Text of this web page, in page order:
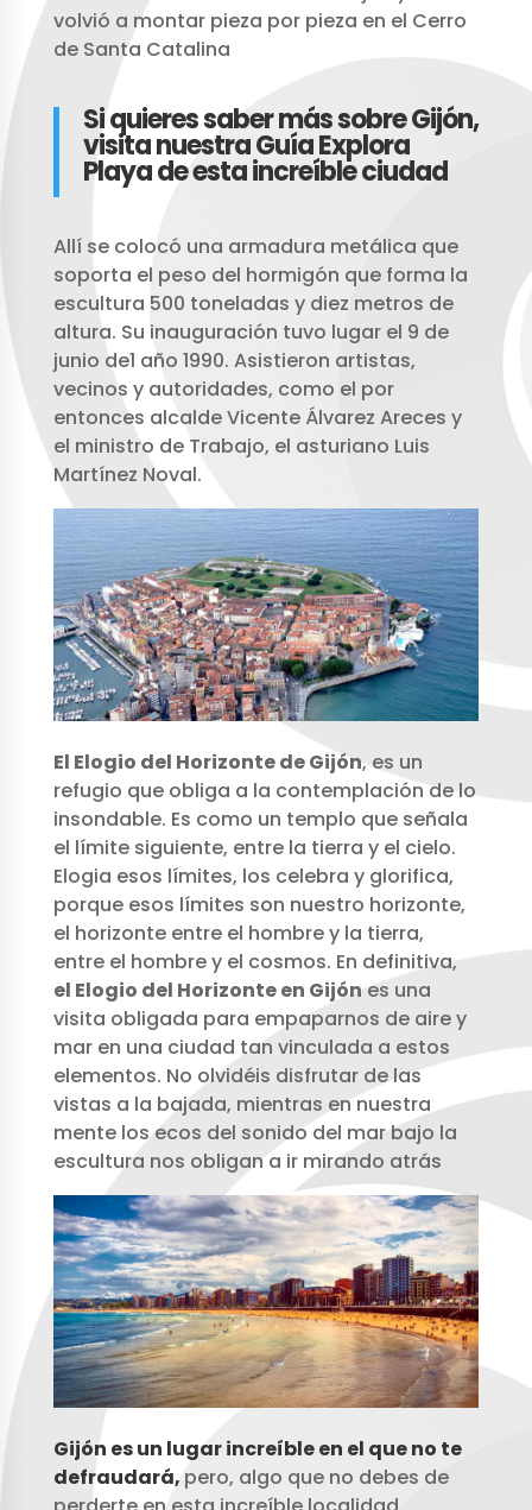
volvió a montar pieza por pieza en el Cerro
de Santa Catalina
Si quieres saber más sobre Gijón,
visita nuestra Guía Explora
Playa de esta increíble ciudad
Allí se colocó una armadura metálica que
soporta el peso del hormigón que forma la
escultura 500 toneladas y diez metros de
altura. Su inauguración tuvo lugar el 9 de
junio de1 año 1990. Asistieron artistas,
vecinos y autoridades, como el por
entonces alcalde Vicente Álvarez Areces y
el ministro de Trabajo, el asturiano Luis
Martínez Noval.
El Elogio del Horizonte de Gijón, es un
refugio que obliga a la contemplación de lo
insondable. Es como un templo que señala
el límite siguiente, entre la tierra y el cielo.
Elogia esos límites, los celebra y glorifica,
porque esos límites son nuestro horizonte,
el horizonte entre el hombre y la tierra,
entre el hombre y el cosmos. En definitiva,
el Elogio del Horizonte en Gijón es una
visita obligada para empaparnos de aire y
mar en una ciudad tan vinculada a estos
elementos. No olvidéis disfrutar de las
vistas a la bajada, mientras en nuestra
mente los ecos del sonido del mar bajo la
escultura nos obligan a ir mirando atrás
Gijón es un lugar increíble en el que no te
defraudará, pero, algo que no debes de